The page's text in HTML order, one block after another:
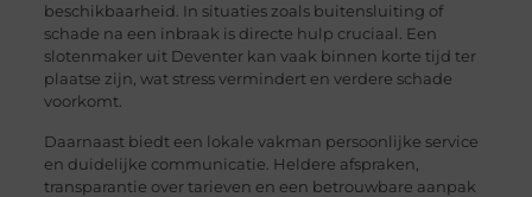
beschikbaarheid. In situaties zoals buitensluiting of
schade na een inbraak is directe hulp cruciaal. Een
slotenmaker uit Deventer kan vaak binnen korte tijd ter
plaatse zijn, wat stress vermindert en verdere schade
voorkomt.
Daarnaast biedt een lokale vakman persoonlijke service
en duidelijke communicatie. Heldere afspraken,
transparantie over tarieven en een betrouwbare aanpak